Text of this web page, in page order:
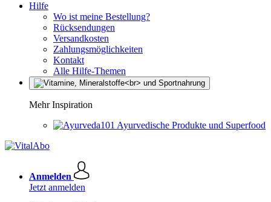
Hilfe
Wo ist meine Bestellung?
Rücksendungen
Versandkosten
Zahlungsmöglichkeiten
Kontakt
Alle Hilfe-Themen
Mehr Inspiration
Ayurvedische Produkte und Superfood
Anmelden
Jetzt anmelden